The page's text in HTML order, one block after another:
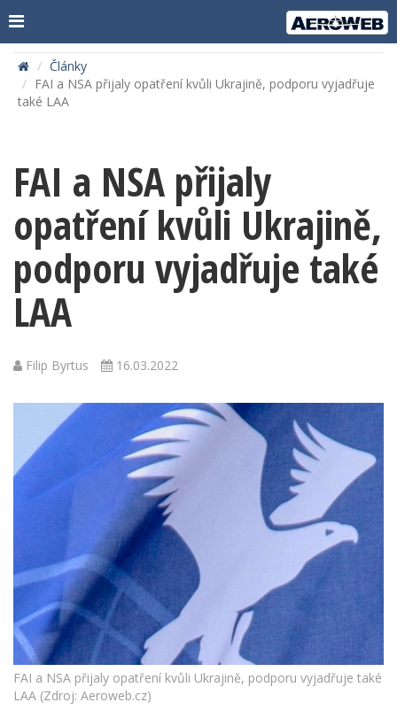
Články
FAI a NSA přijaly opatření kvůli Ukrajině, podporu vyjadřuje
také LAA
FAI a NSA přijaly
opatření kvůli Ukrajině,
podporu vyjadřuje také
LAA
Filip Byrtus 16.03.2022
FAI a NSA přijaly opatření kvůli Ukrajině, podporu vyjadřuje také
LAA (Zdroj: Aeroweb.cz)